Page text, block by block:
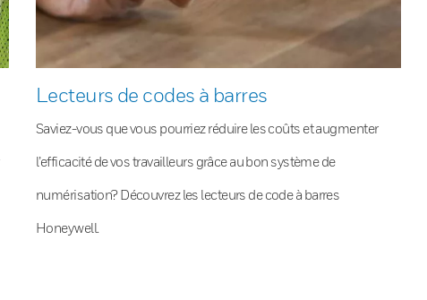
Lecteurs de codes à barres
Saviez-vous que vous pourriez réduire les coûts et augmenter
l’efficacité de vos travailleurs grâce au bon système de
numérisation? Découvrez les lecteurs de code à barres
Honeywell.